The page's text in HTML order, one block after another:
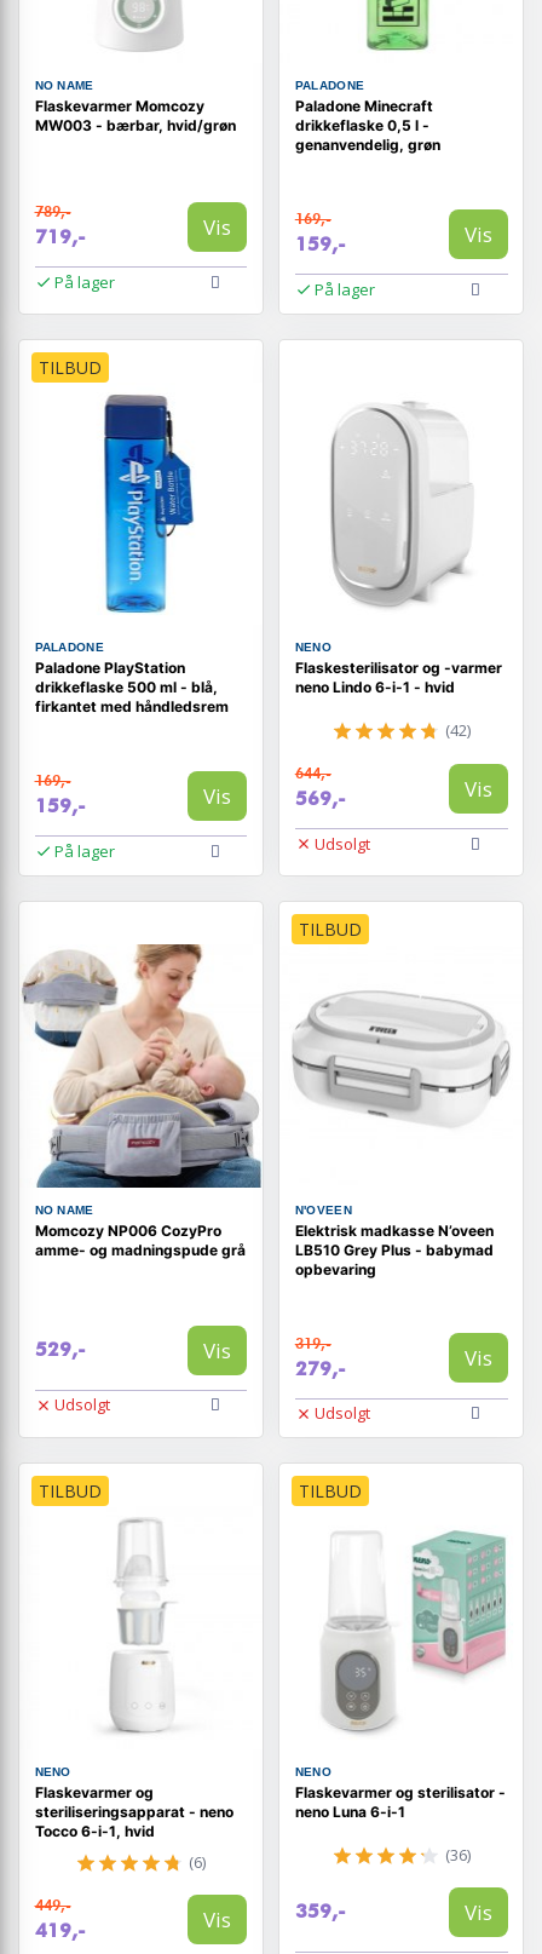
NO NAME
Flaskevarmer Momcozy
MW003 - bærbar, hvid/grøn
789,-
719,- Vis
På lager
PALADONE
Paladone Minecraft
drikkeflaske 0,5 l -
genanvendelig, grøn
169,-
159,- Vis
På lager
TILBUD
PALADONE
Paladone PlayStation
drikkeflaske 500 ml - blå,
firkantet med håndledsrem
169,-
159,- Vis
På lager
NENO
Flaskesterilisator og -varmer
neno Lindo 6-i-1 - hvid
(42)
644,-
569,- Vis
Udsolgt
NO NAME
Momcozy NP006 CozyPro
amme- og madningspude grå
529,- Vis
Udsolgt
TILBUD
N'OVEEN
Elektrisk madkasse N’oveen
LB510 Grey Plus - babymad
opbevaring
319,-
279,- Vis
Udsolgt
TILBUD
NENO
Flaskevarmer og
steriliseringsapparat - neno
Tocco 6-i-1, hvid
(6)
449,-
419,- Vis
TILBUD
NENO
Flaskevarmer og sterilisator -
neno Luna 6-i-1
(36)
359,- Vis